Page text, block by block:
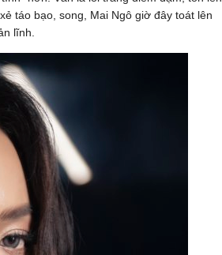
táo bạo, song, Mai Ngô giờ đây toát lên
lĩnh.